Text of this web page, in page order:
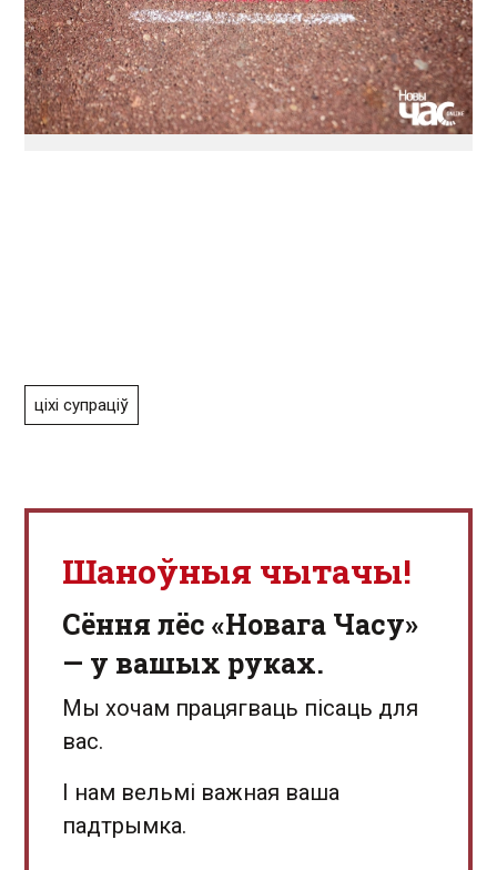
ціхі супраціў
Шаноўныя чытачы!
Сёння лёс «Новага Часу»
— у вашых руках.
Мы хочам працягваць пісаць для
вас.
І нам вельмі важная ваша
падтрымка.